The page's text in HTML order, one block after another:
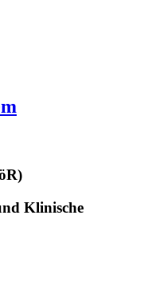
Klinische